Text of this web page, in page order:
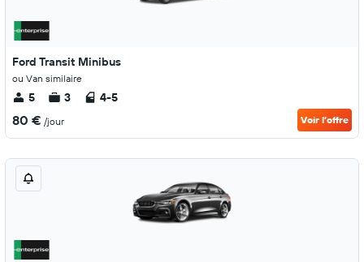
Ford Transit Minibus
ou Van similaire
5 3 4-5
80 € /jour Voir l’offre